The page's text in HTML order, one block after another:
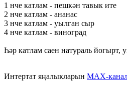
1 нче катлам - пешкән тавык ите
2 нче катлам - ананас
3 нче катлам - уылган сыр
4 нче катлам - виноград
Һәр катлам саен натураль йогырт,
Интертат яңалыкларын MAX-